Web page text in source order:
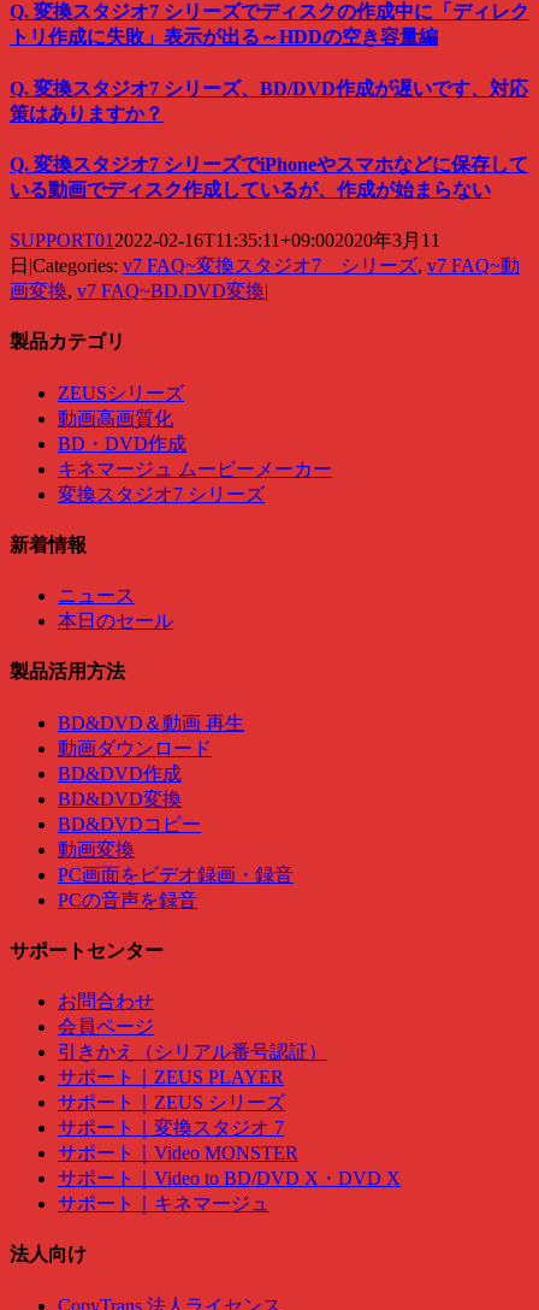
Q. 変換スタジオ7 シリーズでディスクの作成中に「ディレク
トリ作成に失敗」表示が出る～HDDの空き容量編
Q. 変換スタジオ7 シリーズ、BD/DVD作成が遅いです、対応
策はありますか？
Q. 変換スタジオ7 シリーズでiPhoneやスマホなどに保存して
いる動画でディスク作成しているが、作成が始まらない
SUPPORT01 2022-02-16T11:35:11+09:002020年3月11
日 |Categories: v7 FAQ~変換スタジオ7 シリーズ, v7 FAQ~動
画変換, v7 FAQ~BD.DVD変換|
製品カテゴリ
ZEUSシリーズ
動画高画質化
BD・DVD作成
キネマージュ ムービーメーカー
変換スタジオ7 シリーズ
新着情報
ニュース
本日のセール
製品活用方法
BD&DVD＆動画 再生
動画ダウンロード
BD&DVD作成
BD&DVD変換
BD&DVDコピー
動画変換
PC画面をビデオ録画・録音
PCの音声を録音
サポートセンター
お問合わせ
会員ページ
引きかえ（シリアル番号認証）
サポート｜ZEUS PLAYER
サポート｜ZEUS シリーズ
サポート｜変換スタジオ 7
サポート｜Video MONSTER
サポート｜Video to BD/DVD X・DVD X
サポート｜キネマージュ
法人向け
CopyTrans 法人ライセンス